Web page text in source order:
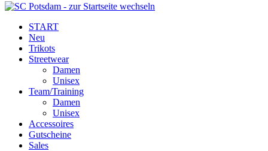
START
Neu
Trikots
Streetwear
Damen
Unisex
Team/Training
Damen
Unisex
Accessoires
Gutscheine
Sales